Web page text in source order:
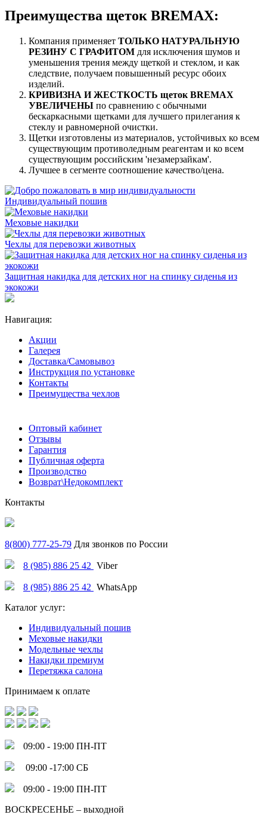
Преимущества щеток BREMAX:
Компания применяет ТОЛЬКО НАТУРАЛЬНУЮ
РЕЗИНУ С ГРАФИТОМ для исключения шумов и
уменьшения трения между щеткой и стеклом, и как
следствие, получаем повышенный ресурс обоих
изделий.
КРИВИЗНА И ЖЕСТКОСТЬ щеток BREMAX
УВЕЛИЧЕНЫ по сравнению с обычными
бескаркасными щетками для лучшего прилегания к
стеклу и равномерной очистки.
Щетки изготовлены из материалов, устойчивых ко всем
существующим противоледным реагентам и ко всем
существующим российским 'незамерзайкам'.
Лучшее в сегменте соотношение качество/цена.
Индивидуальный пошив
Меховые накидки
Чехлы для перевозки животных
Защитная накидка для детских ног на спинку сиденья из
экокожи
Навигация:
Акции
Галерея
Доставка/Самовывоз
Инструкция по установке
Контакты
Преимущества чехлов
Оптовый кабинет
Отзывы
Гарантия
Публичная оферта
Производство
Возврат\Недокомплект
Контакты
8(800) 777-25-79 Для звонков по России
8 (985) 886 25 42 Viber
8 (985) 886 25 42 WhatsApp
Каталог услуг:
Индивидуальный пошив
Меховые накидки
Модельные чехлы
Накидки премиум
Перетяжка салона
Принимаем к оплате
09:00 - 19:00 ПН-ПТ
09:00 -17:00 СБ
09:00 - 19:00 ПН-ПТ
ВОСКРЕСЕНЬЕ – выходной